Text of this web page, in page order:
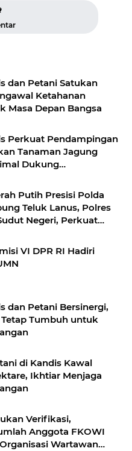
dan Petani Satukan
Ketahanan
Masa Depan Bangsa
Perkuat Pendampingan
Tanaman Jagung
Dukung
Putih Presisi Polda
Teluk Lanus, Polres
Negeri, Perkuat
VI DPR RI Hadiri
dan Petani Bersinergi,
Tumbuh untuk
di Kandis Kawal
Ikhtiar Menjaga
Verifikasi,
Anggota FKOWI
Wartawan